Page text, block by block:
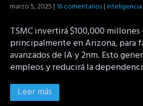
marzo 5, 2025|16 comentarios|
TSMC invertirá $100,000 millones
principalmente en Arizona, para
avanzados de IA y 2nm. Esto
empleos y reducirá la
Leer más